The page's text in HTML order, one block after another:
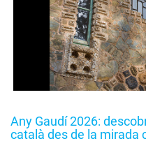
Any Gaudí 2026:
català des de la mirada